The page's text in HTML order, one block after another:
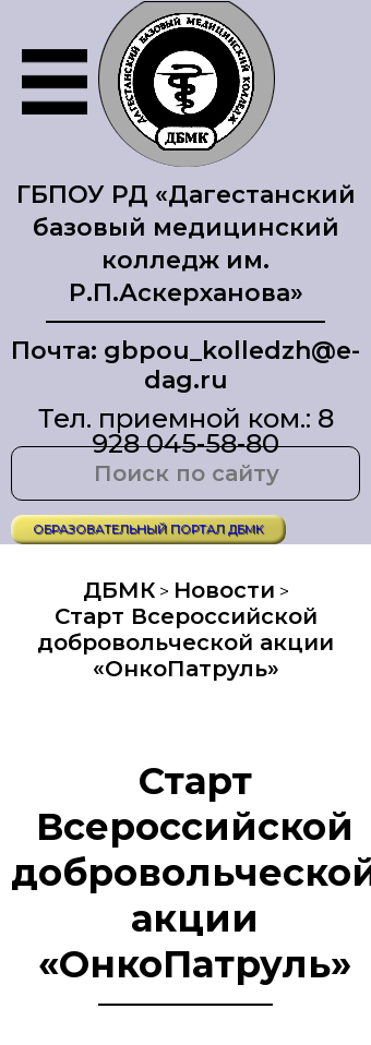
ГБПОУ РД «Дагестанский
базовый медицинский
колледж им.
Р.П.Аскерханова»
Почта: gbpou_kolledzh@e-
dag.ru
Тел. приемной ком.: 8
928 045-58-80
ОБРАЗОВАТЕЛЬНЫЙ ПОРТАЛ ДБМК
ДБМК> Новости >
Старт Всероссийской
добровольческой акции
«ОнкоПатруль»
Старт
Всероссийской
добровольческой
акции
«ОнкоПатруль»